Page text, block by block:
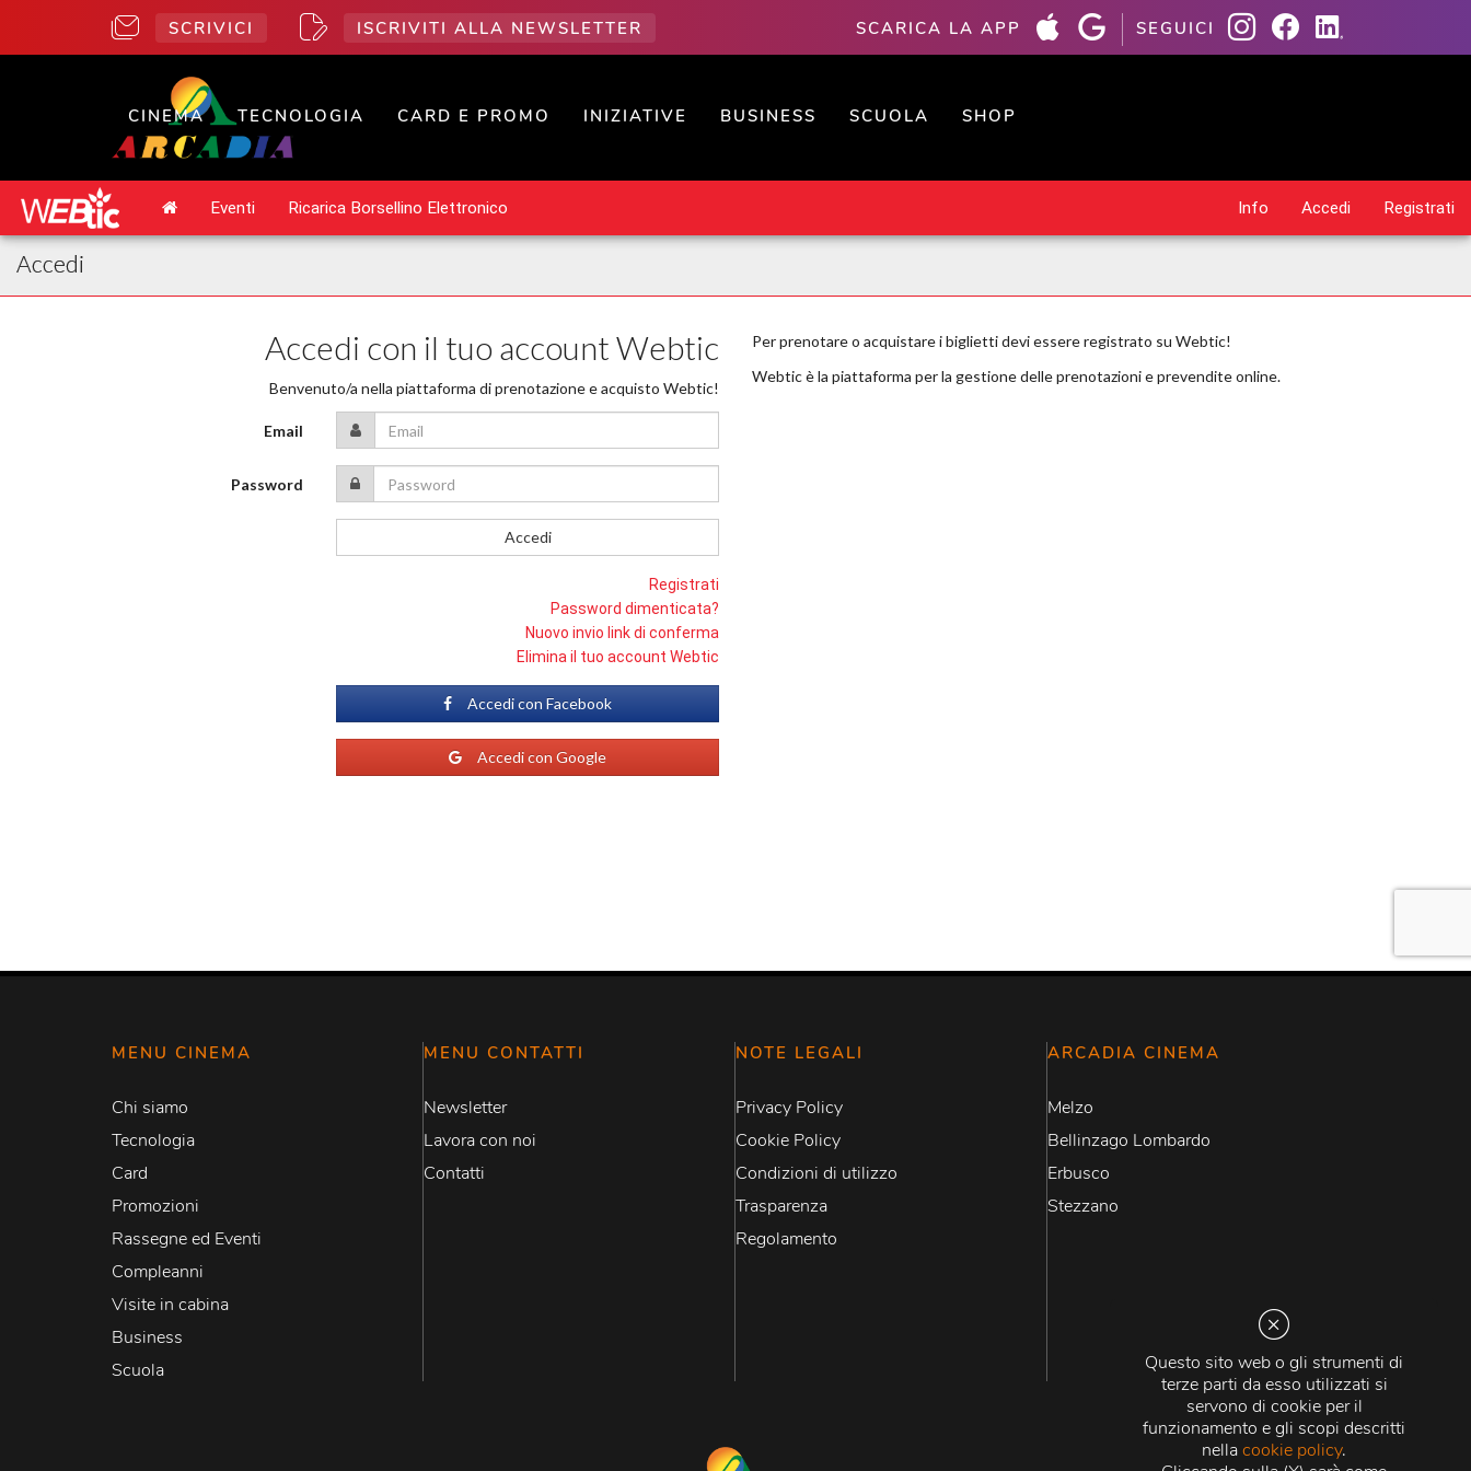
Questo sito web o gli strumenti di
terze parti da esso utilizzati si
servono di cookie per il
funzionamento e gli scopi descritti
nellacookie policy.
SCRIVICI ISCRIVITI ALLA NEWSLETTER SCARICA LA APP SEGUICI
CINEMA TECNOLOGIA CARD E PROMO INIZIATIVE BUSINESS SCUOLA SHOP
MENU CINEMA
Chi siamo
Tecnologia
Card
Promozioni
Rassegne ed Eventi
Compleanni
Visite in cabina
Business
Scuola
MENU CONTATTI
Newsletter
Lavora con noi
Contatti
NOTE LEGALI
Privacy Policy
Cookie Policy
Condizioni di utilizzo
Trasparenza
Regolamento
ARCADIA CINEMA
Melzo
Bellinzago Lombardo
Erbusco
Stezzano